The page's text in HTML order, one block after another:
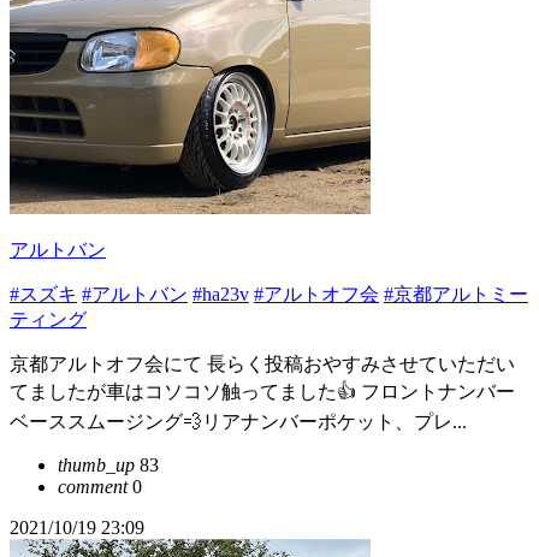
アルトバン
#スズキ #アルトバン #ha23v #アルトオフ会 #京都アルトミー
ティング
京都アルトオフ会にて 長らく投稿おやすみさせていただい
てましたが車はコソコソ触ってました👍 フロントナンバー
ベーススムージング💨リアナンバーポケット、プレ...
thumb_up 83
comment0
2021/10/19 23:09